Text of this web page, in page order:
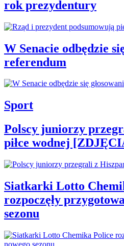
rok prezydentury
W Senacie odbędzie
referendum
Sport
Polscy juniorzy
piłce wodnej
Siatkarki Lotto
rozpoczęły
sezonu